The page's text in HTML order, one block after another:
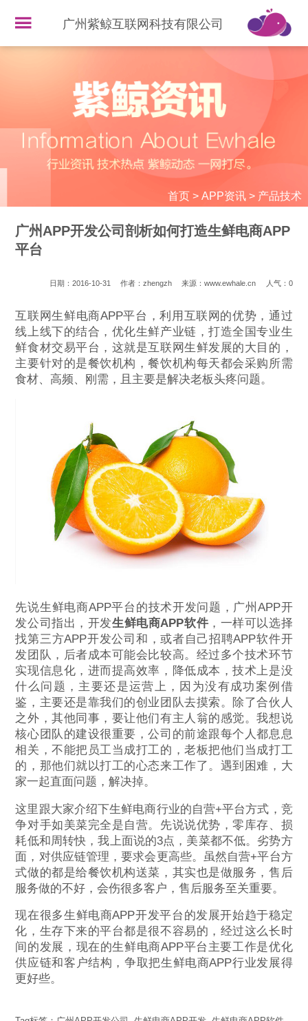
广州紫鲸互联网科技有限公司
首页> APP资讯> 产品技术
广州APP开发公司剖析如何打造生鲜电商APP
平台
日期：2016-10-31 作者：zhengzh 来源：www.ewhale.cn 人气： 0
互联网生鲜电商APP平台，利用互联网的优势，通过
线上线下的结合，优化生鲜产业链，打造全国专业生
鲜食材交易平台，这就是互联网生鲜发展的大目的，
主要针对的是餐饮机构，餐饮机构每天都会采购所需
食材、高频、刚需，且主要是解决老板头疼问题。
先说生鲜电商APP平台的技术开发问题，广州APP开
发公司指出，开发生鲜电商APP软件 ，一样可以选择
找第三方APP开发公司和，或者自己招聘APP软件开
发团队，后者成本可能会比较高。经过多个技术环节
实现信息化，进而提高效率，降低成本，技术上是没
什么问题，主要还是运营上，因为没有成功案例借
鉴，主要还是靠我们的创业团队去摸索。除了合伙人
之外，其他同事，要让他们有主人翁的感觉。我想说
核心团队的建设很重要，公司的前途跟每个人都息息
相关，不能把员工当成打工的，老板把他们当成打工
的，那他们就以打工的心态来工作了。遇到困难，大
家一起直面问题，解决掉。
这里跟大家介绍下生鲜电商行业的自营+平台方式，竞
争对手如美菜完全是自营。先说说优势，零库存、损
耗低和周转快，我上面说的3点，美菜都不低。劣势方
面，对供应链管理，要求会更高些。虽然自营+平台方
式做的都是给餐饮机构送菜，其实也是做服务，售后
服务做的不好，会伤很多客户，售后服务至关重要。
现在很多生鲜电商APP开发平台的发展开始趋于稳定
化，生存下来的平台都是很不容易的，经过这么长时
间的发展，现在的生鲜电商APP平台主要工作是优化
供应链和客户结构，争取把生鲜电商APP行业发展得
更好些。